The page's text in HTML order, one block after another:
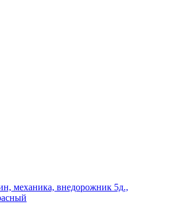
механика, внедорожник 5д.,